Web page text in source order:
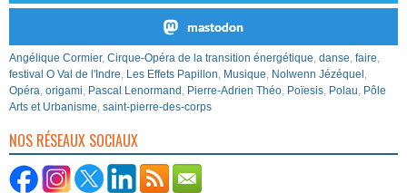
mastodon
Angélique Cormier, Cirque-Opéra de la transition énergétique, danse, faire,
festival O Val de l'Indre, Les Effets Papillon, Musique, Nolwenn Jézéquel ,
Opéra, origami, Pascal Lenormand , Pierre-Adrien Théo, Poïesis, Polau, Pôle
Arts et Urbanisme, saint-pierre-des-corps
NOS RÉSEAUX SOCIAUX